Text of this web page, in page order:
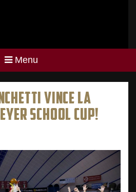
Menu
VINCE LA
SCHOOL CUP!